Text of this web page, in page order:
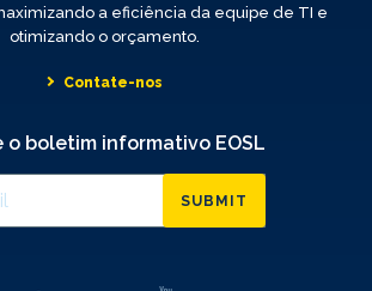
a eficiência da equipe de TI e
otimizando o orçamento.
Contate-nos
o boletim informativo EOSL
SUBMIT